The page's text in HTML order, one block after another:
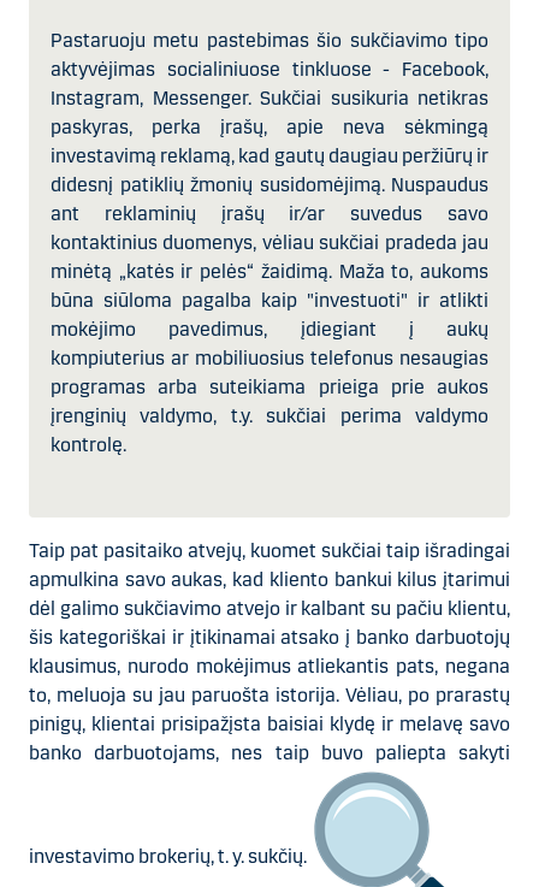
Pastaruoju metu pastebimas šio sukčiavimo tipo
aktyvėjimas socialiniuose tinkluose - Facebook,
Instagram, Messenger. Sukčiai susikuria netikras
paskyras, perka įrašų, apie neva sėkmingą
investavimą reklamą, kad gautų daugiau peržiūrų ir
didesnį patiklių žmonių susidomėjimą. Nuspaudus
ant reklaminių įrašų ir/ar suvedus savo
kontaktinius duomenys, vėliau sukčiai pradeda jau
minėtą „katės ir pelės“ žaidimą. Maža to, aukoms
būna siūloma pagalba kaip "investuoti" ir atlikti
mokėjimo pavedimus, įdiegiant į aukų
kompiuterius ar mobiliuosius telefonus nesaugias
programas arba suteikiama prieiga prie aukos
įrenginių valdymo, t.y. sukčiai perima valdymo
kontrolę.
Taip pat pasitaiko atvejų, kuomet sukčiai taip išradingai
apmulkina savo aukas, kad kliento bankui kilus įtarimui
dėl galimo sukčiavimo atvejo ir kalbant su pačiu klientu,
šis kategoriškai ir įtikinamai atsako į banko darbuotojų
klausimus, nurodo mokėjimus atliekantis pats, negana
to, meluoja su jau paruošta istorija. Vėliau, po prarastų
pinigų, klientai prisipažįsta baisiai klydę ir melavę savo
banko darbuotojams, nes taip buvo paliepta sakyti
investavimo brokerių, t. y. sukčių.